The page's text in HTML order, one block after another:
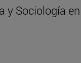
y Sociología